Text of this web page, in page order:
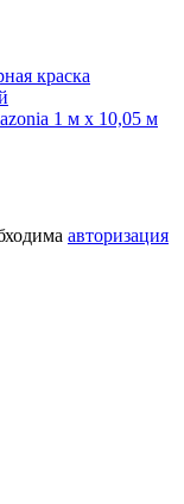
краска
авторизация